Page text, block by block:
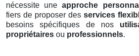
nécessite uneapproche
fiers de proposer des services
besoins spécifiques de nos
propriétaires ou professionnels.